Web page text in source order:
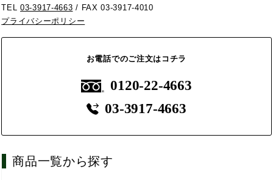
TEL03-3917-4663 / FAX 03-3917-4010
プライバシーポリシー
お電話でのご注文はコチラ
0120-22-4663
03-3917-4663
商品一覧から探す